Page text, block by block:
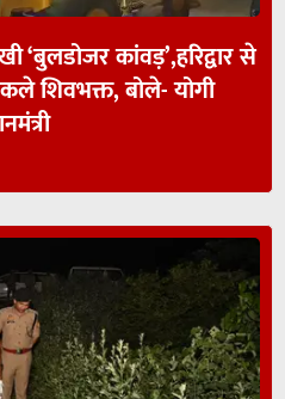
कांवड़’,हरिद्वार से
शिवभक्त, बोले- योगी